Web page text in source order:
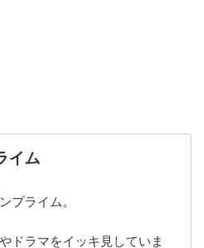
イム
プライム。
ドラマをイッキ見していま